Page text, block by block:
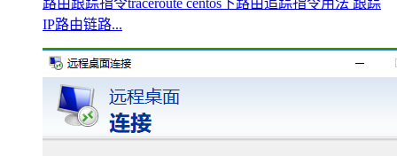
路由跟踪指令traceroute centos下路由追踪指令用法 跟踪
IP路由链路...